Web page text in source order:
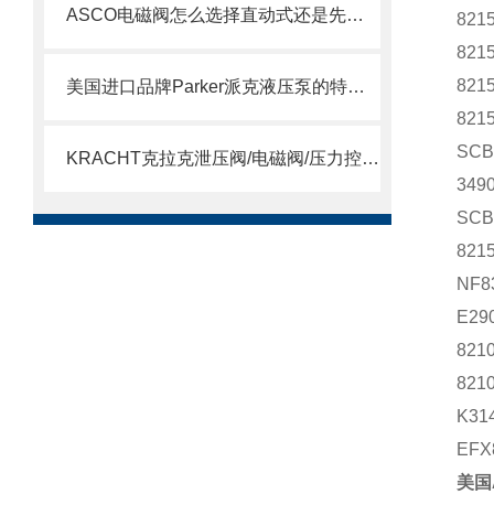
ASCO电磁阀怎么选择直动式还是先导式？
美国进口品牌Parker派克液压泵的特点及用途
KRACHT克拉克泄压阀/电磁阀/压力控制阀选型指南
美